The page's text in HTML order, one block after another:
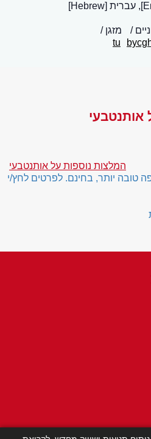
מזגן
tu
אותנטבעי
המלצות נוספות על אותנטבעי
טובה יותר, בחינם. לפרטים לחץ/י